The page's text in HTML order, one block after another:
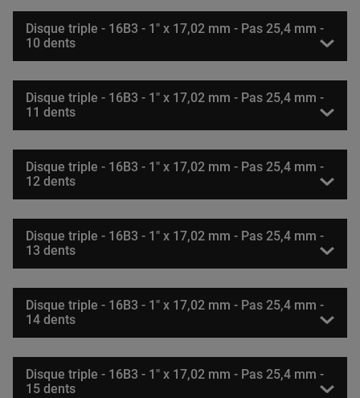
Disque triple - 16B3 - 1" x 17,02 mm - Pas 25,4 mm -
10 dents
Disque triple - 16B3 - 1" x 17,02 mm - Pas 25,4 mm -
11 dents
Disque triple - 16B3 - 1" x 17,02 mm - Pas 25,4 mm -
12 dents
Disque triple - 16B3 - 1" x 17,02 mm - Pas 25,4 mm -
13 dents
Disque triple - 16B3 - 1" x 17,02 mm - Pas 25,4 mm -
14 dents
Disque triple - 16B3 - 1" x 17,02 mm - Pas 25,4 mm -
15 dents